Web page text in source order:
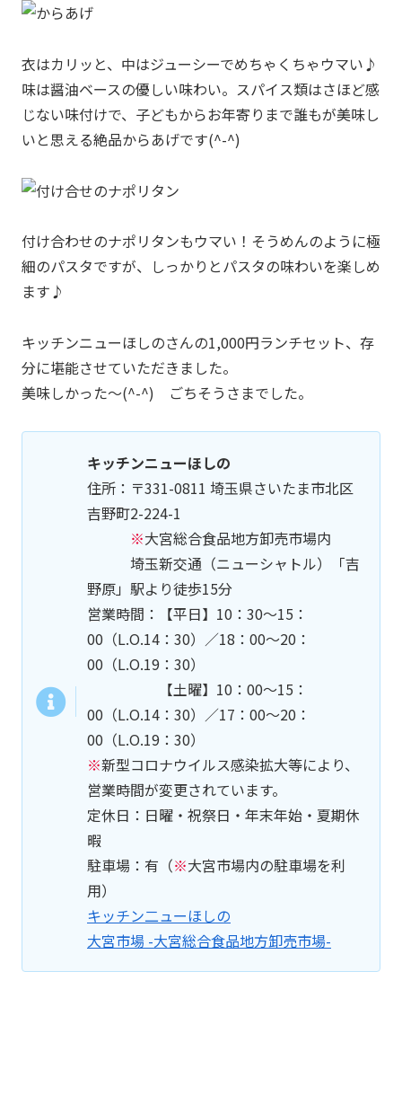
衣はカリッと、中はジューシーでめちゃくちゃウマい♪
味は醤油ベースの優しい味わい。スパイス類はさほど感
じない味付けで、子どもからお年寄りまで誰もが美味し
いと思える絶品からあげです(^-^)
付け合わせのナポリタンもウマい！そうめんのように極
細のパスタですが、しっかりとパスタの味わいを楽しめ
ます♪
キッチンニューほしのさんの1,000円ランチセット、存
分に堪能させていただきました。
美味しかった～(^-^) ごちそうさまでした。
キッチンニューほしの
住所：〒331-0811 埼玉県さいたま市北区
吉野町2-224-1
※大宮総合食品地方卸売市場内
埼玉新交通（ニューシャトル）「吉
野原」駅より徒歩15分
営業時間：【平日】10：30～15：
00（L.O.14：30）／18：00～20：
00（L.O.19：30）
【土曜】10：00～15：
00（L.O.14：30）／17：00～20：
00（L.O.19：30）
※新型コロナウイルス感染拡大等により、
営業時間が変更されています。
定休日：日曜・祝祭日・年末年始・夏期休
暇
駐車場：有（※大宮市場内の駐車場を利
用）
キッチン二ューほしの
大宮市場 -大宮総合食品地方卸売市場-